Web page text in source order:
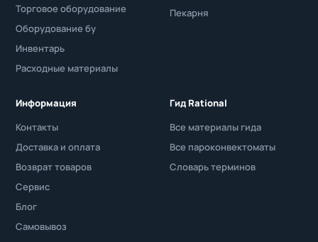
Торговое оборудование
Оборудование бу
Инвентарь
Расходные материалы
Пекарня
Информация
Контакты
Доставка и оплата
Возврат товаров
Сервис
Блог
Самовывоз
Гид Rational
Все материалы гида
Все пароконвектоматы
Словарь терминов